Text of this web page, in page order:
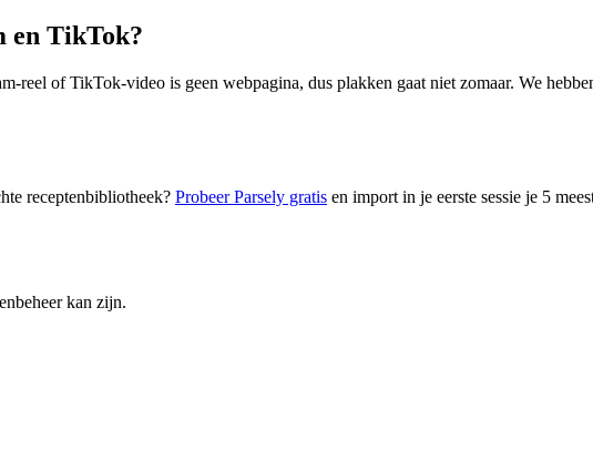
en TikTok?
reel of TikTok-video is geen webpagina, dus plakken gaat niet zomaar. We
receptenbibliotheek? Probeer Parsely gratis en import in je eerste sessie je 5
kan zijn.